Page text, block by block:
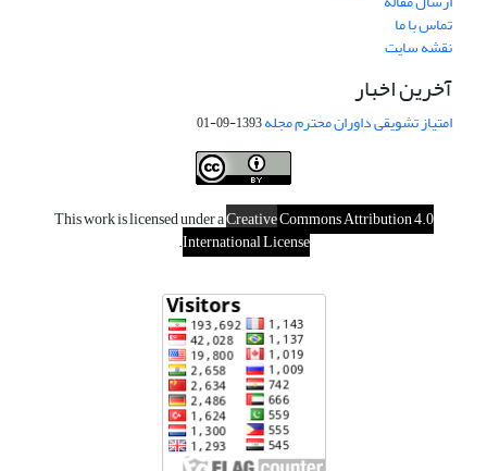
تماس با ما
نقشه سایت
آخرین اخبار
امتیاز تشویقی داوران محترم مجله1393-09-01
This work is licensed under aCreativeCommons Attribution 4.0
International License
.